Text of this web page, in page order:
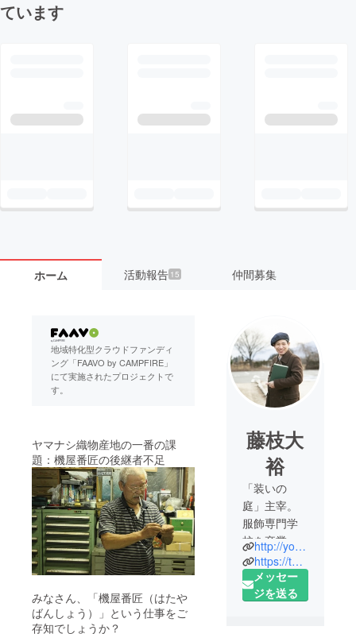
ています
ホーム 活動報告 15 仲間募集
地域特化型クラウドファンディ
ング「FAAVO by CAMPFIRE」
にて実施されたプロジェクトで
す。
ヤマナシ織物産地の一番の課
題：機屋番匠の後継者不足
みなさん、「機屋番匠（はたや
ばんしょう）」という仕事をご
存知でしょうか？
藤枝大
裕
「装いの
庭」主宰。
服飾専門学
校を卒業
後、撚糸
メーカーに
入社。企
http://yosowoigarden.com/
https://twitter.com/hiroyasu_fjed
メッセー
ジを送る